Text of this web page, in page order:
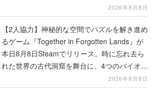
も開設され、2026年リリースに向けて開発中
2026年8月8日
【2人協力】神秘的な空間でパズルを解き進め
るゲーム『Together in Forgotten Lands』が
本日8月8日Steamでリリース。時に忘れ去ら
れた世界の古代洞窟を舞台に、4つのバイオー
2026年8月8日